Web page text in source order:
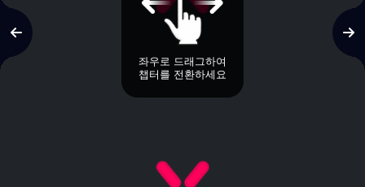
좌우로 드래그하여
챕터를 전환하세요